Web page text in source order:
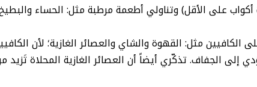
أكواب على الأقل) وتناولي أطعمة مرطبة مثل: الحساء
الكافيين مثل: القهوة والشاي والعصائر الغازية؛ لأن
إلى الجفاف. تذكّري أيضاً أن العصائر الغازية المحلاة تَزيد